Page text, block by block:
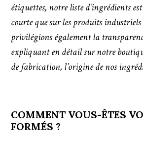
étiquettes, notre liste d’ingrédients
courte que sur les produits
privilégions également la
expliquant en détail sur notre
de fabrication, l’origine de nos
COMMENT VOUS-ÊTES
FORMÉS ?